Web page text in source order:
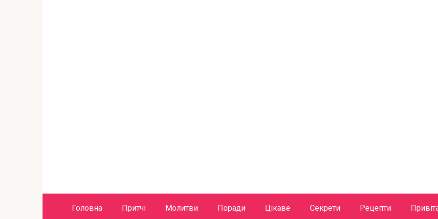
Головна Притчі Молитви Поради Цікаве Секрети Рецепти